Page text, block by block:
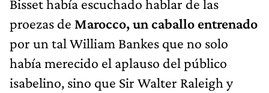
Bisset había escuchado hablar de las
proezas de Marocco, un caballo entrenado
por un tal William Bankes que no solo
había merecido el aplauso del público
isabelino, sino que Sir Walter Raleigh y